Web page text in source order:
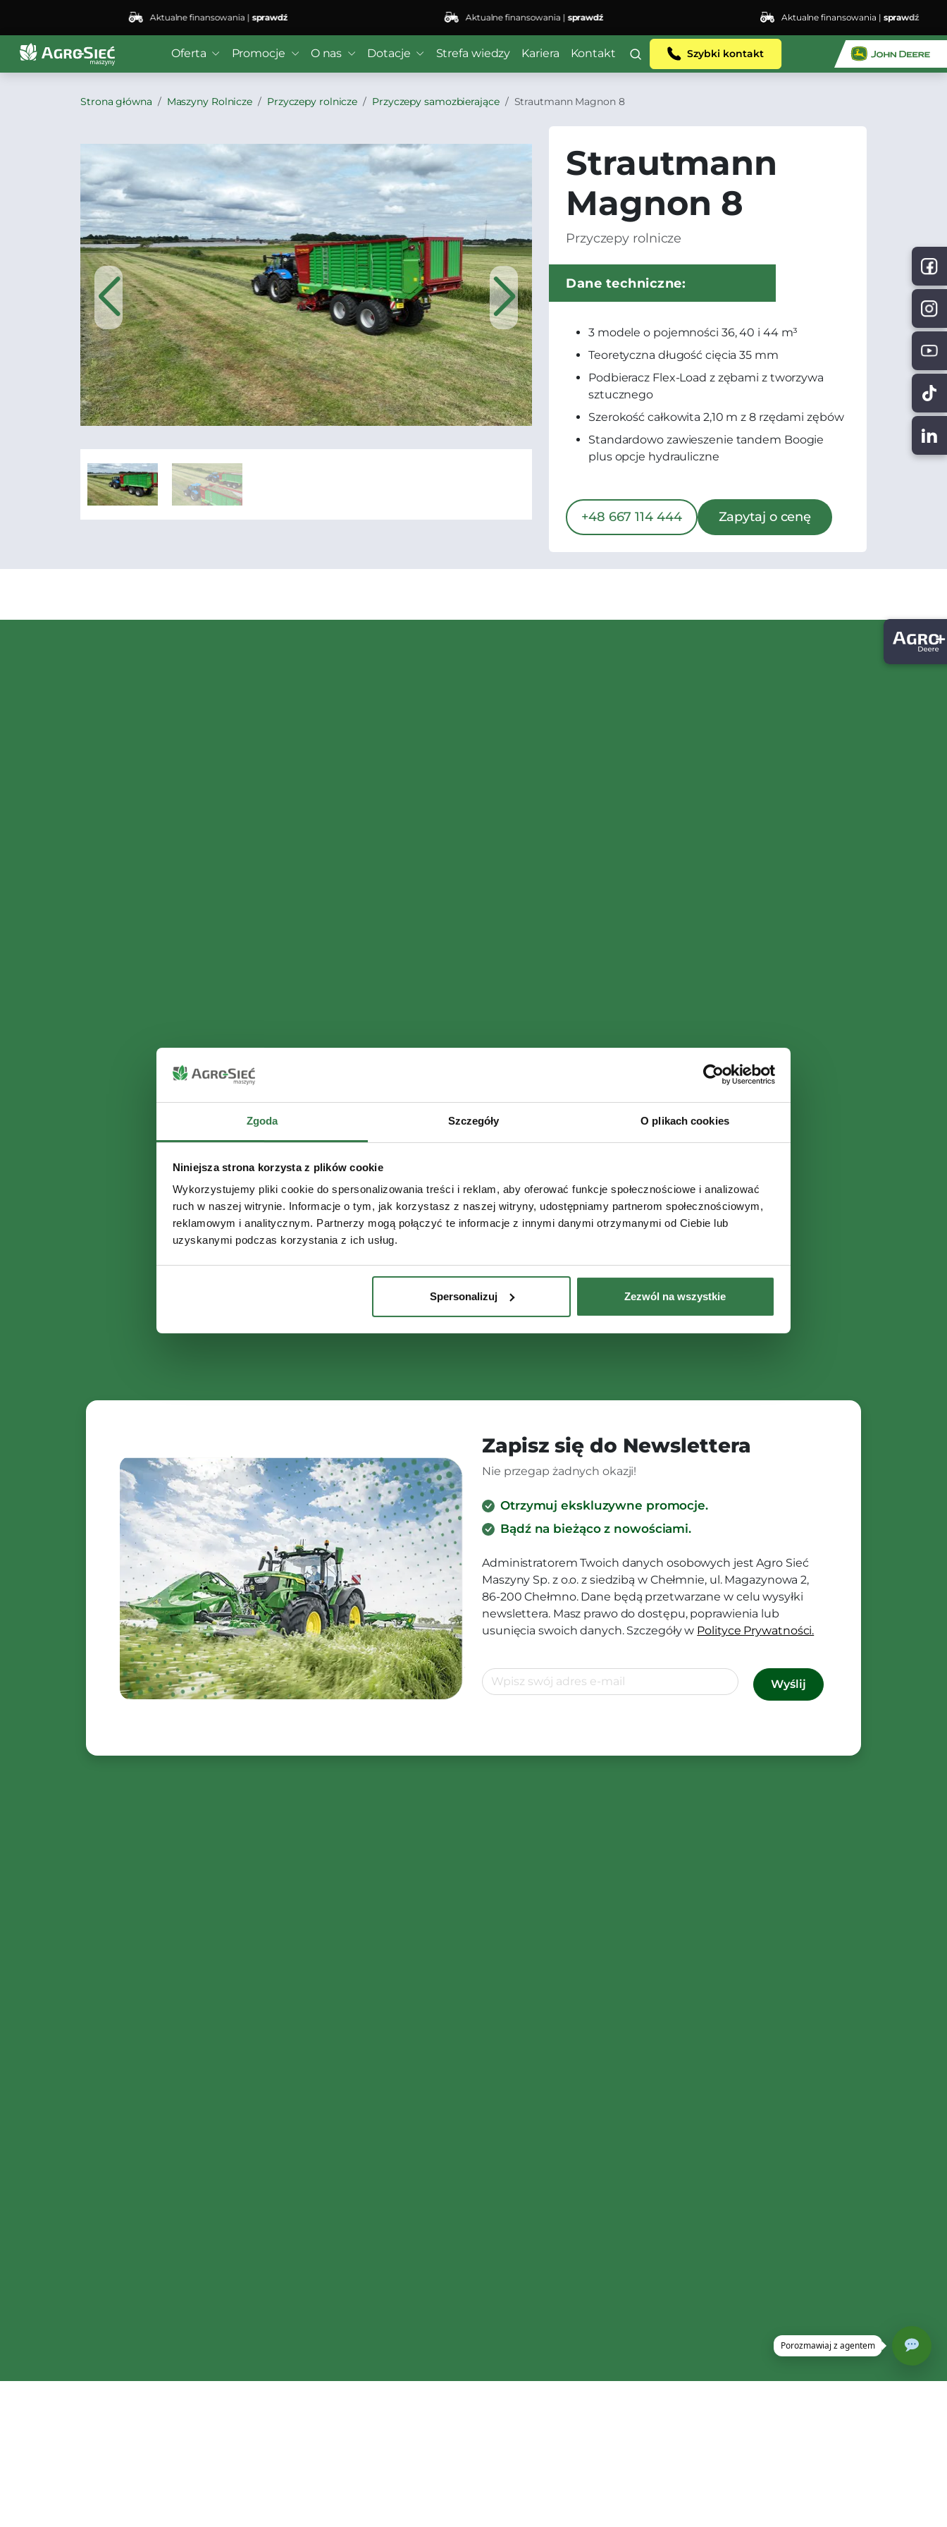
Zgoda Szczegóły O plikach cookies
Niniejsza strona korzysta z plików cookie
Wykorzystujemy pliki cookie do spersonalizowania treści i reklam, aby oferować funkcje społecznościowe i analizować
ruch w naszej witrynie. Informacje o tym, jak korzystasz z naszej witryny, udostępniamy partnerom społecznościowym,
reklamowym i analitycznym. Partnerzy mogą połączyć te informacje z innymi danymi otrzymanymi od Ciebie lub
uzyskanymi podczas korzystania z ich usług.
Spersonalizuj Zezwól na wszystkie
Aktualne finansowania |sprawdź Aktualne finansowania |sprawdź Aktualne finansowania |sprawdź
Oferta Promocje O nas Dotacje Strefa wiedzy Kariera Kontakt Szybki kontakt
Strona główna Maszyny Rolnicze Przyczepy rolnicze Przyczepy samozbierające Strautmann Magnon 8
Strautmann
Magnon 8
Przyczepy rolnicze
Dane techniczne:
3 modele o pojemności 36, 40 i 44 m³
Teoretyczna długość cięcia 35 mm
Podbieracz Flex-Load z zębami z tworzywa
sztucznego
Szerokość całkowita 2,10 m z 8 rzędami zębów
Standardowo zawieszenie tandem Boogie
plus opcje hydrauliczne
+48 667 114 444 Zapytaj o cenę
Zapisz się do Newslettera
Nie przegap żadnych okazji!
Otrzymuj ekskluzywne promocje.
Bądź na bieżąco z nowościami.
Administratorem Twoich danych osobowych jest Agro Sieć
Maszyny Sp. z o.o. z siedzibą w Chełmnie, ul. Magazynowa 2,
86-200 Chełmno. Dane będą przetwarzane w celu wysyłki
newslettera. Masz prawo do dostępu, poprawienia lub
usunięcia swoich danych. Szczegóły w Polityce Prywatności.